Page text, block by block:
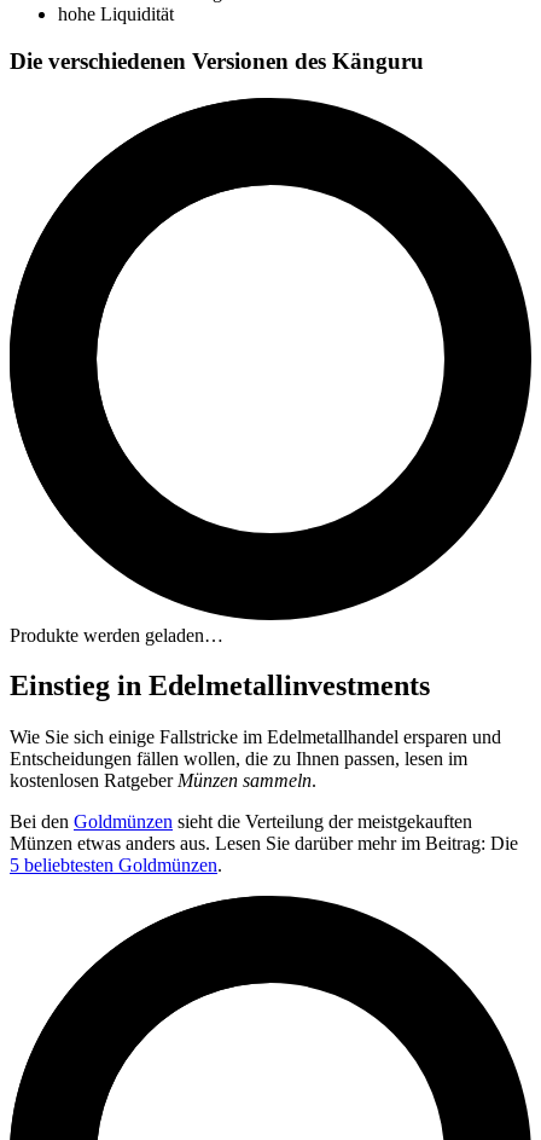
hohe Liquidität
Die verschiedenen Versionen des Känguru
Produkte werden geladen…
Einstieg in Edelmetallinvestments
Wie Sie sich einige Fallstricke im Edelmetallhandel ersparen und
Entscheidungen fällen wollen, die zu Ihnen passen, lesen im
kostenlosen Ratgeber Münzen sammeln.
Bei den Goldmünzen sieht die Verteilung der meistgekauften
Münzen etwas anders aus. Lesen Sie darüber mehr im Beitrag: Die
5 beliebtesten Goldmünzen.